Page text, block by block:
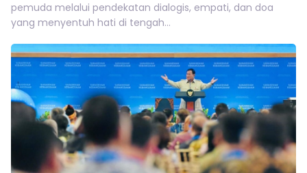
pemuda melalui pendekatan dialogis, empati, dan doa
yang menyentuh hati di tengah...